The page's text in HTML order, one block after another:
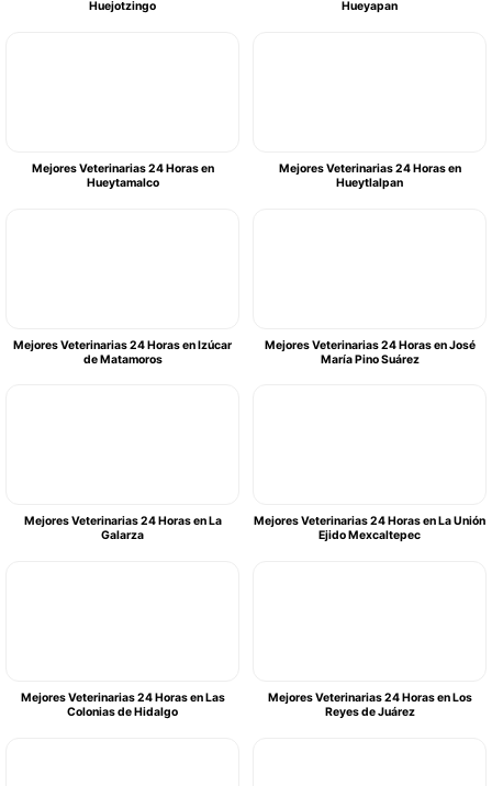
Huejotzingo Hueyapan
Mejores Veterinarias 24 Horas en
Hueytamalco
Mejores Veterinarias 24 Horas en
Hueytlalpan
Mejores Veterinarias 24 Horas en Izúcar
de Matamoros
Mejores Veterinarias 24 Horas en José
María Pino Suárez
Mejores Veterinarias 24 Horas en La
Galarza
Mejores Veterinarias 24 Horas en La Unión
Ejido Mexcaltepec
Mejores Veterinarias 24 Horas en Las
Colonias de Hidalgo
Mejores Veterinarias 24 Horas en Los
Reyes de Juárez